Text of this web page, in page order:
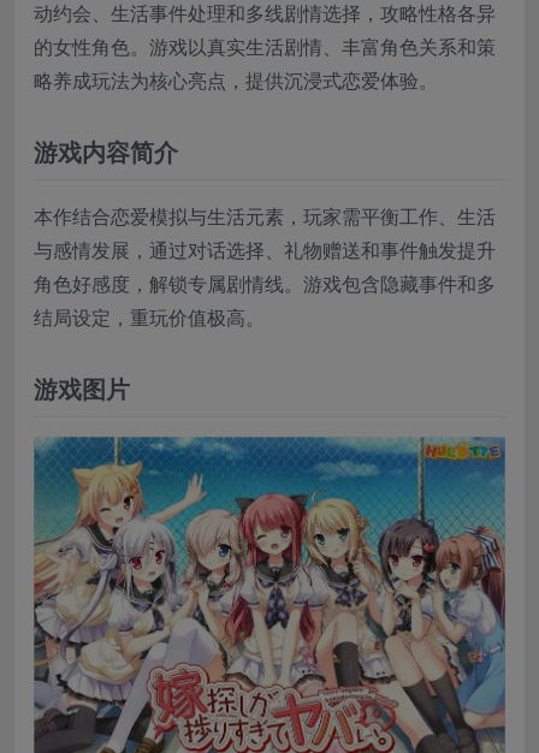
动约会、生活事件处理和多线剧情选择，攻略性格各异
的女性角色。游戏以真实生活剧情、丰富角色关系和策
略养成玩法为核心亮点，提供沉浸式恋爱体验。
游戏内容简介
本作结合恋爱模拟与生活元素，玩家需平衡工作、生活
与感情发展，通过对话选择、礼物赠送和事件触发提升
角色好感度，解锁专属剧情线。游戏包含隐藏事件和多
结局设定，重玩价值极高。
游戏图片